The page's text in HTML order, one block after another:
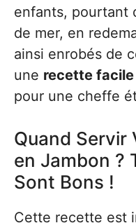
enfants, pourtant
de mer, en
ainsi enrobés de
une recette facile
pour une cheffe
Quand Servir
en Jambon ?
Sont Bons !
Cette recette est